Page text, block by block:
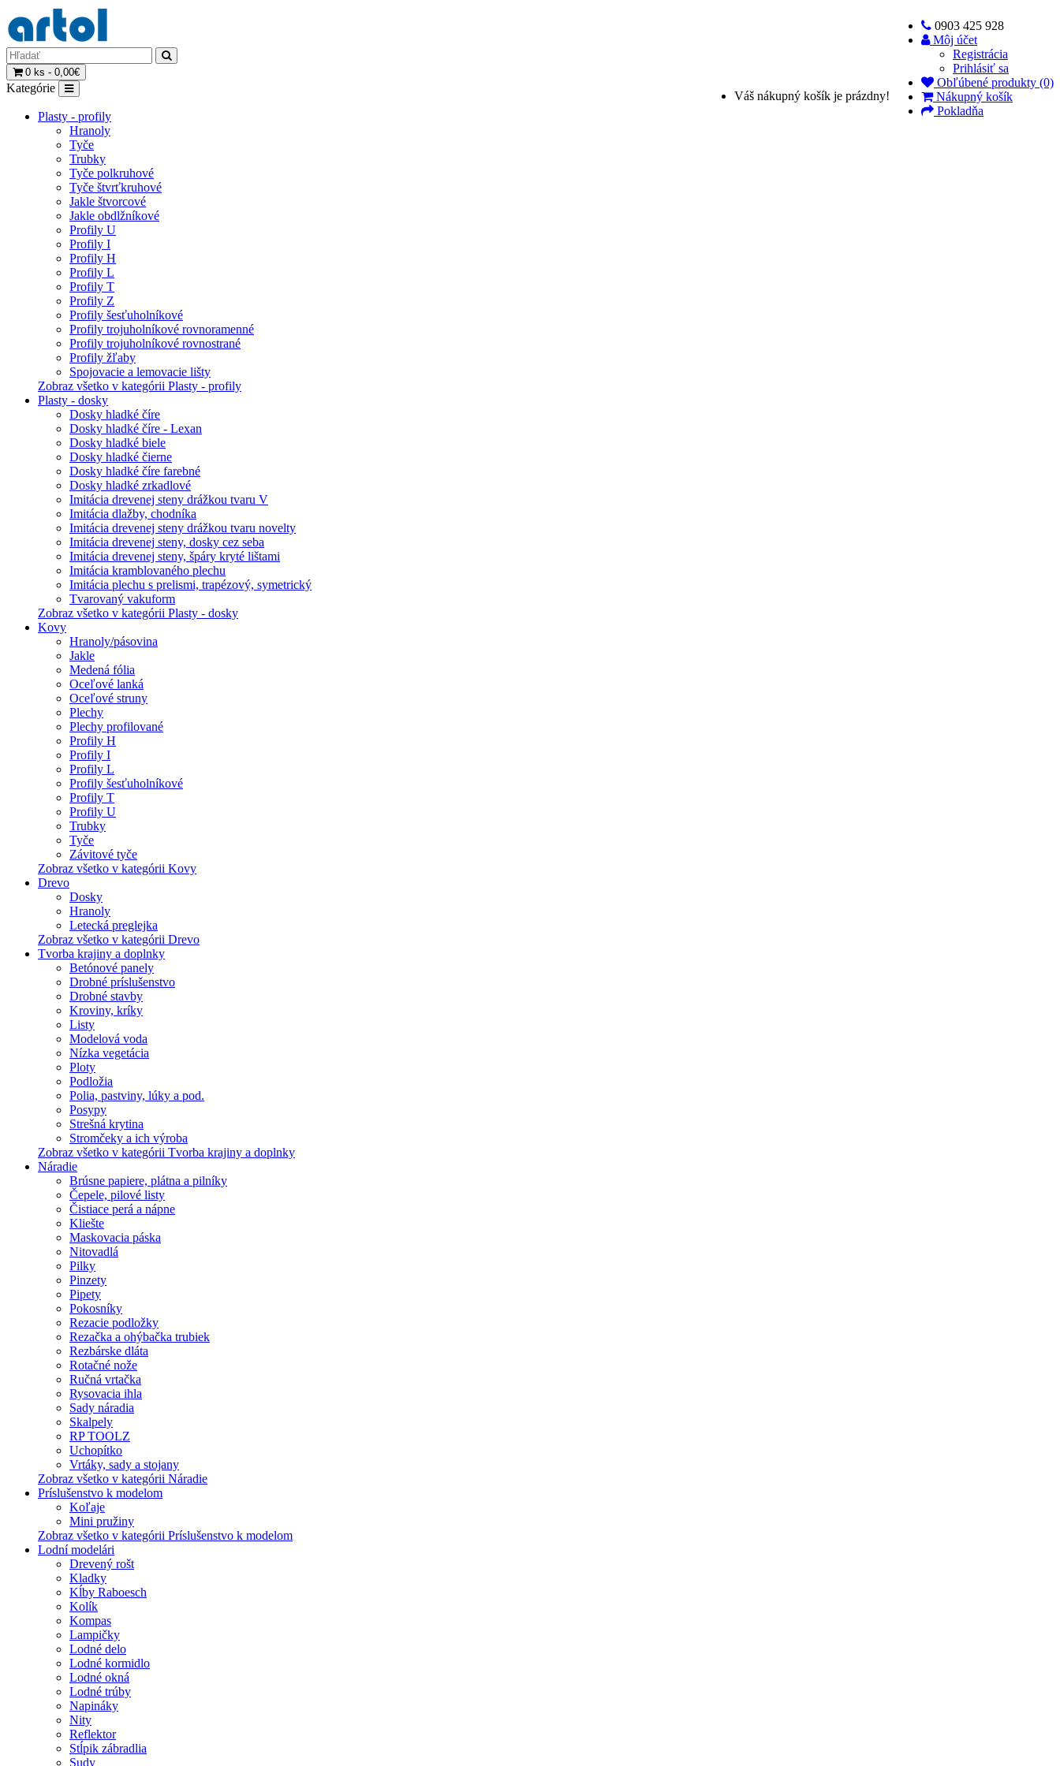
0903 425 928
Môj účet
Registrácia
Prihlásiť sa
Obľúbené produkty (0)
Nákupný košík
Pokladňa
0 ks - 0,00€
Váš nákupný košík je prázdny!
Kategórie
Plasty - profily
Hranoly
Tyče
Trubky
Tyče polkruhové
Tyče štvrťkruhové
Jakle štvorcové
Jakle obdlžníkové
Profily U
Profily I
Profily H
Profily L
Profily T
Profily Z
Profily šesťuholníkové
Profily trojuholníkové rovnoramenné
Profily trojuholníkové rovnostrané
Profily žľaby
Spojovacie a lemovacie lišty
Zobraz všetko v kategórii Plasty - profily
Plasty - dosky
Dosky hladké číre
Dosky hladké číre - Lexan
Dosky hladké biele
Dosky hladké čierne
Dosky hladké číre farebné
Dosky hladké zrkadlové
Imitácia drevenej steny drážkou tvaru V
Imitácia dlažby, chodníka
Imitácia drevenej steny drážkou tvaru novelty
Imitácia drevenej steny, dosky cez seba
Imitácia drevenej steny, špáry kryté lištami
Imitácia kramblovaného plechu
Imitácia plechu s prelismi, trapézový, symetrický
Tvarovaný vakuform
Zobraz všetko v kategórii Plasty - dosky
Kovy
Hranoly/pásovina
Jakle
Medená fólia
Oceľové lanká
Oceľové struny
Plechy
Plechy profilované
Profily H
Profily I
Profily L
Profily šesťuholníkové
Profily T
Profily U
Trubky
Tyče
Závitové tyče
Zobraz všetko v kategórii Kovy
Drevo
Dosky
Hranoly
Letecká preglejka
Zobraz všetko v kategórii Drevo
Tvorba krajiny a doplnky
Betónové panely
Drobné príslušenstvo
Drobné stavby
Kroviny, kríky
Listy
Modelová voda
Nízka vegetácia
Ploty
Podložia
Polia, pastviny, lúky a pod.
Posypy
Strešná krytina
Stromčeky a ich výroba
Zobraz všetko v kategórii Tvorba krajiny a doplnky
Náradie
Brúsne papiere, plátna a pilníky
Čepele, pilové listy
Čistiace perá a nápne
Kliešte
Maskovacia páska
Nitovadlá
Pilky
Pinzety
Pipety
Pokosníky
Rezacie podložky
Rezačka a ohýbačka trubiek
Rezbárske dláta
Rotačné nože
Ručná vrtačka
Rysovacia ihla
Sady náradia
Skalpely
RP TOOLZ
Uchopítko
Vrtáky, sady a stojany
Zobraz všetko v kategórii Náradie
Príslušenstvo k modelom
Koľaje
Mini pružiny
Zobraz všetko v kategórii Príslušenstvo k modelom
Lodní modelári
Drevený rošt
Kladky
Kĺby Raboesch
Kolík
Kompas
Lampičky
Lodné delo
Lodné kormidlo
Lodné okná
Lodné trúby
Napináky
Nity
Reflektor
Stĺpik zábradlia
Sudy